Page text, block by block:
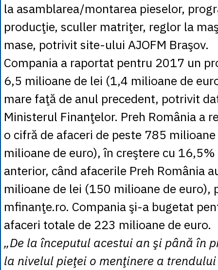
la asamblarea/montarea pieselor,
producţie, sculler matriţer, reglor la
mase, potrivit site-ului AJOFM Braşov.
Compania a raportat pentru 2017 un
6,5 milioane de lei (1,4 milioane de
mare faţă de anul precedent, potrivit
Ministerul Finanţelor. Preh România a
o cifră de afaceri de peste 785
milioane de euro), în creştere cu
anterior, când afacerile Preh România
milioane de lei (150 milioane de
mfinanţe.ro. Compania şi-a bugetat
afaceri totale de 223 milioane de euro.
„De la începutul acestui an şi până în
la nivelul pieţei o menţinere a